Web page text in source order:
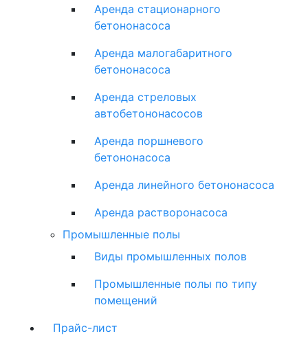
Аренда стационарного
бетононасоса
Аренда малогабаритного
бетононасоса
Аренда стреловых
автобетононасосов
Аренда поршневого
бетононасоса
Аренда линейного бетононасоса
Аренда растворонасоса
Промышленные полы
Виды промышленных полов
Промышленные полы по типу
помещений
Прайс-лист